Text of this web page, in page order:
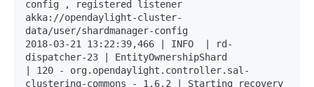
config , registered listener
akka://opendaylight-cluster-
data/user/shardmanager-config
2018-03-21 13:22:39,466 | INFO  | rd-
dispatcher-23 | EntityOwnershipShard
| 120 - org.opendaylight.controller.sal-